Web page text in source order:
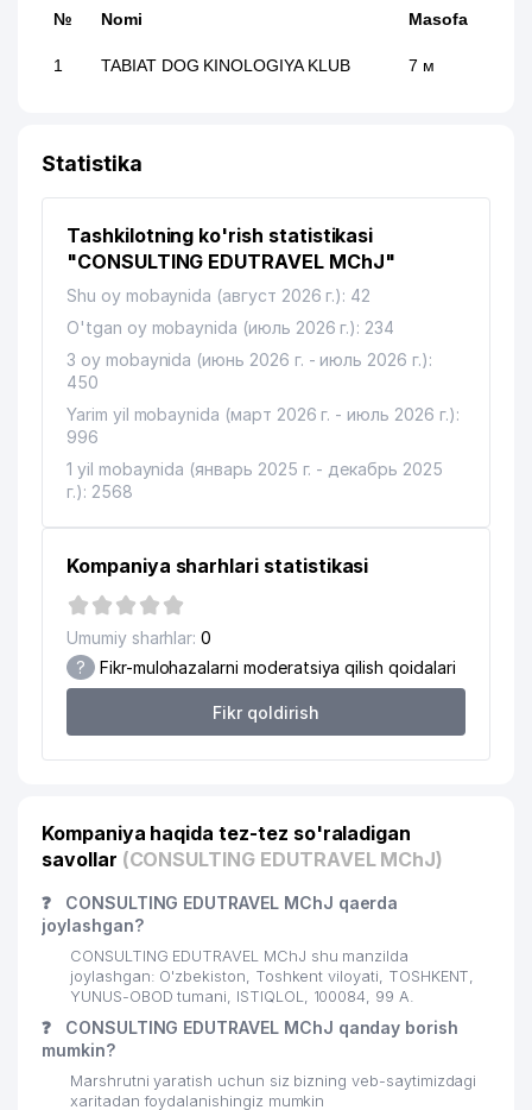
№ Nomi Masofa
1 TABIAT DOG KINOLOGIYA KLUB 7 м
Statistika
Tashkilotning ko'rish statistikasi
"CONSULTING EDUTRAVEL MChJ"
Shu oy mobaynida (август 2026 г.): 42
O'tgan oy mobaynida (июль 2026 г.): 234
3 oy mobaynida (июнь 2026 г. - июль 2026 г.):
450
Yarim yil mobaynida (март 2026 г. - июль 2026 г.):
996
1 yil mobaynida (январь 2025 г. - декабрь 2025
г.): 2568
Kompaniya sharhlari statistikasi
Umumiy sharhlar: 0
? Fikr-mulohazalarni moderatsiya qilish qoidalari
Fikr qoldirish
Kompaniya haqida tez-tez so'raladigan
savollar (CONSULTING EDUTRAVEL MChJ)
❓
CONSULTING EDUTRAVEL MChJ qaerda
joylashgan?
CONSULTING EDUTRAVEL MChJ shu manzilda
joylashgan: O'zbekiston, Toshkent viloyati, TOSHKENT,
YUNUS-OBOD tumani, ISTIQLOL, 100084, 99 A.
❓
CONSULTING EDUTRAVEL MChJ qanday borish
mumkin?
Marshrutni yaratish uchun siz bizning veb-saytimizdagi
xaritadan foydalanishingiz mumkin